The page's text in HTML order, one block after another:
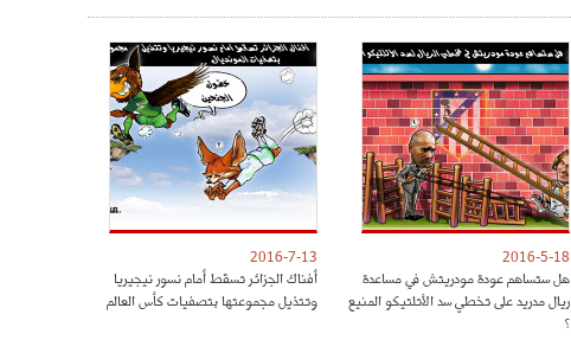
2016-5-18
هل ستساهم عودة مودريتش في مساعدة
ريال مدريد على تخطي سد الأتلتيكو المنيع
؟
2016-7-13
أفناك الجزائر تسقط أمام نسور نيجيريا
وتتذيل مجموعتها بتصفيات كأس العالم